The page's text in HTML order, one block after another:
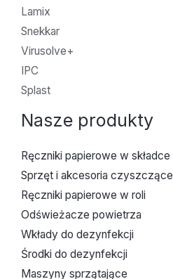
Lamix
Snekkar
Virusolve+
IPC
Splast
Nasze produkty
Ręczniki papierowe w składce
Sprzęt i akcesoria czyszczące
Ręczniki papierowe w roli
Odświeżacze powietrza
Wkłady do dezynfekcji
Środki do dezynfekcji
Maszyny sprzątające